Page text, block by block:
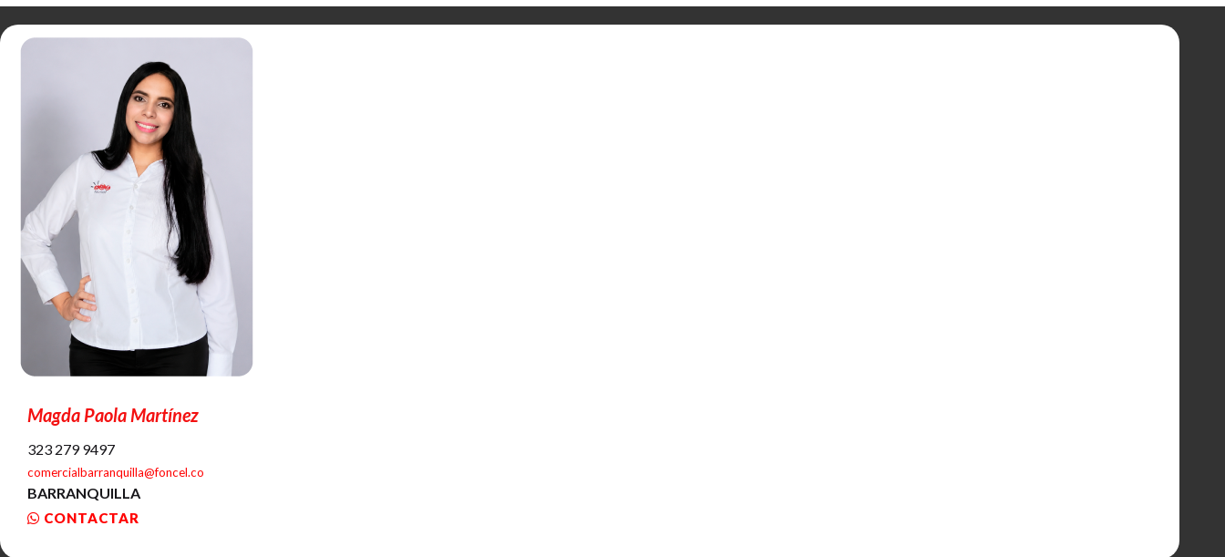
Magda Paola Martínez
323 279 9497
comercialbarranquilla@foncel.co
BARRANQUILLA
CONTACTAR